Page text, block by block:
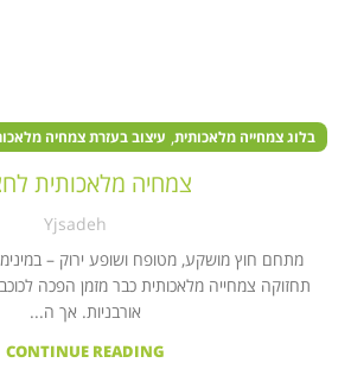
בלוג צמחייה מלאכותית, עיצוב בעזרת צמחיה
צמחיה מלאכותית
Yjsadeh
מתחם חוץ מושקע, מטופח ושופע ירוק –
תחזוקה צמחייה מלאכותית כבר מזמן הפכה
אורבניות. אך ה...
CONTINUE READING